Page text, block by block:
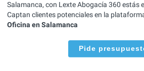
Salamanca, con Lexte Abogacía 360 estás
Captan clientes potenciales en la
Oficina en Salamanca
Pide